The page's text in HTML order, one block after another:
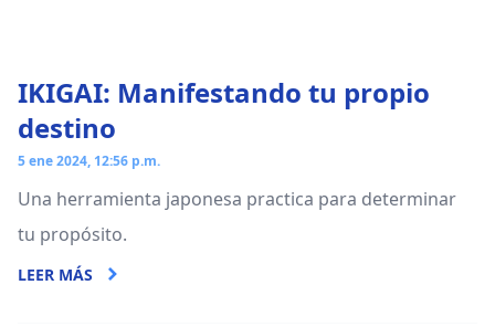
IKIGAI: Manifestando tu propio
destino
5 ene 2024, 12:56 p.m.
Una herramienta japonesa practica para determinar
tu propósito.
LEER MÁS